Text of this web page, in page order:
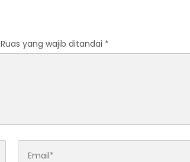
Ruas yang wajib ditandai *